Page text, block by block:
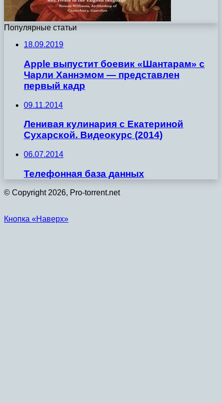
Популярные статьи
18.09.2019
Apple выпустит боевик «Шантарам» с
Чарли Ханнэмом — представлен
первый кадр
09.11.2014
Ленивая кулинария с Екатериной
Сухарской. Видеокурс (2014)
06.07.2014
Телефонная база данных
© Copyright 2026, Pro-torrent.net
Кнопка «Наверх»